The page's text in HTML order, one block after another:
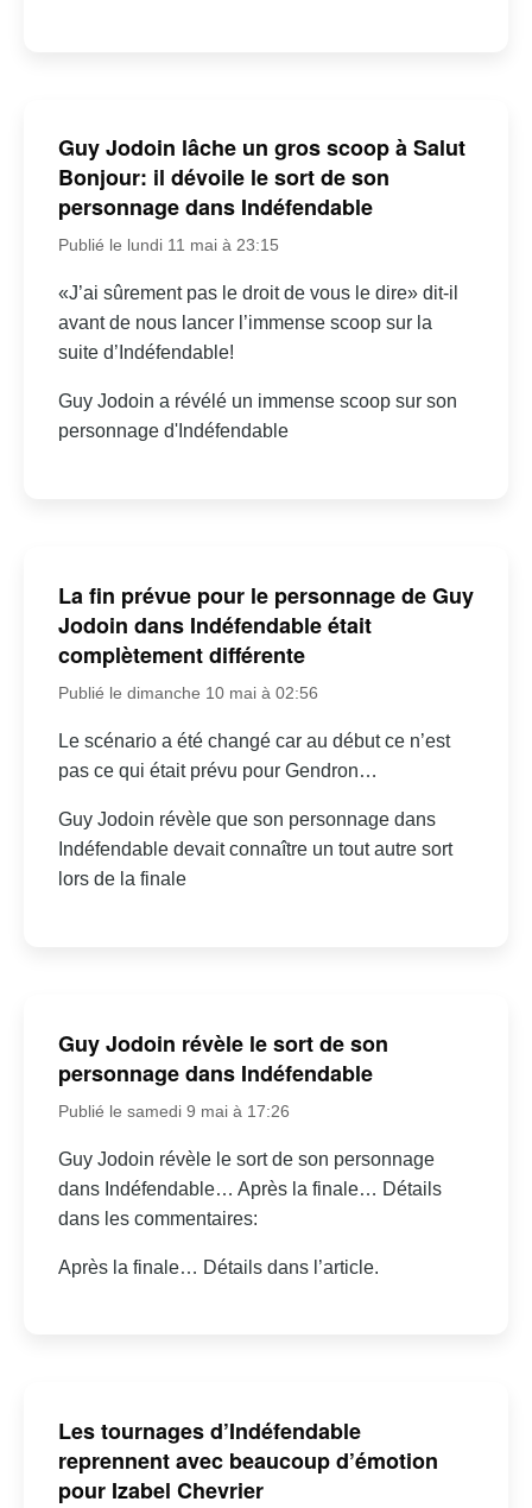
Guy Jodoin lâche un gros scoop à Salut
Bonjour: il dévoile le sort de son
personnage dans Indéfendable
Publié le lundi 11 mai à 23:15
«J’ai sûrement pas le droit de vous le dire» dit-il
avant de nous lancer l’immense scoop sur la
suite d’Indéfendable!
Guy Jodoin a révélé un immense scoop sur son
personnage d'Indéfendable
La fin prévue pour le personnage de Guy
Jodoin dans Indéfendable était
complètement différente
Publié le dimanche 10 mai à 02:56
Le scénario a été changé car au début ce n’est
pas ce qui était prévu pour Gendron…
Guy Jodoin révèle que son personnage dans
Indéfendable devait connaître un tout autre sort
lors de la finale
Guy Jodoin révèle le sort de son
personnage dans Indéfendable
Publié le samedi 9 mai à 17:26
Guy Jodoin révèle le sort de son personnage
dans Indéfendable… Après la finale… Détails
dans les commentaires:
Après la finale… Détails dans l’article.
Les tournages d’Indéfendable
reprennent avec beaucoup d’émotion
pour Izabel Chevrier